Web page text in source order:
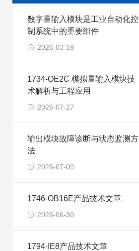
数字量输入模块是工业自动化控
制系统中的重要组件
2026-03-19
1734-OE2C 模拟量输入模块技
术解析与工程应用
2026-07-27
输出模块故障诊断与状态监测方
法
2026-07-09
1746-OB16E产品技术文章
2026-06-30
1794-IE8产品技术文章